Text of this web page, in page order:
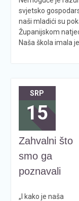
svjetsko
naši mladići su
Županijskom
Naša škola imala
SRP
15
Zahvalni što
smo ga
poznavali
„I kako je naša